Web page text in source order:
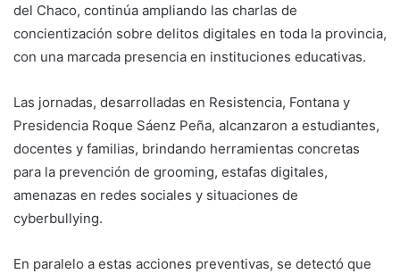
del Chaco, continúa ampliando las charlas de
concientización sobre delitos digitales en toda la provincia,
con una marcada presencia en instituciones educativas.
Las jornadas, desarrolladas en Resistencia, Fontana y
Presidencia Roque Sáenz Peña, alcanzaron a estudiantes,
docentes y familias, brindando herramientas concretas
para la prevención de grooming, estafas digitales,
amenazas en redes sociales y situaciones de
cyberbullying.
En paralelo a estas acciones preventivas, se detectó que